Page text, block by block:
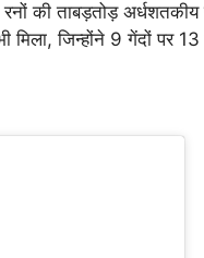
की ताबड़तोड़ अर्धशतकीय
मिला, जिन्होंने 9 गेंदों पर